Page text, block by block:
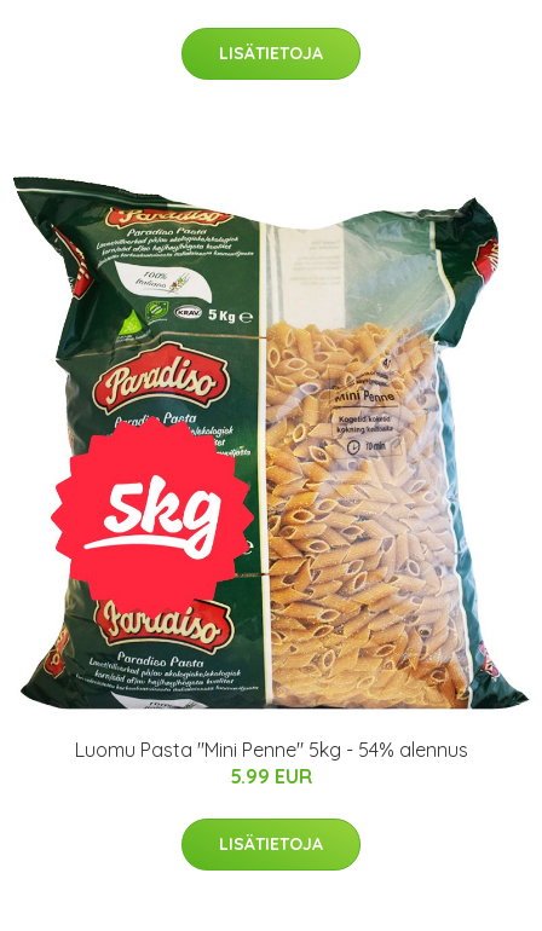
LISÄTIETOJA
Luomu Pasta "Mini Penne" 5kg - 54% alennus
5.99 EUR
LISÄTIETOJA